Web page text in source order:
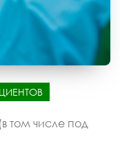
том числе под